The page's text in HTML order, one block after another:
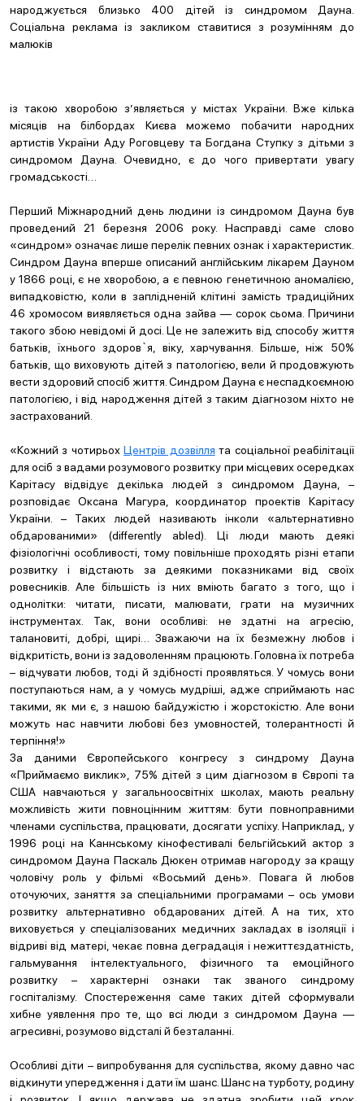
народжується близько 400 дітей із синдромом Дауна.
Соціальна реклама із закликом ставитися з розумінням до
малюків
із такою хворобою з’являється у містах України. Вже кілька
місяців на білбордах Києва можемо побачити народних
артистів України Аду Роговцеву та Богдана Ступку з дітьми з
синдромом Дауна. Очевидно, є до чого привертати увагу
громадськості…
Перший Міжнародний день людини із синдромом Дауна був
проведений 21 березня 2006 року. Насправді саме слово
«синдром» означає лише перелік певних ознак і характеристик.
Синдром Дауна вперше описаний англійським лікарем Дауном
у 1866 році, є не хворобою, а є певною генетичною аномалією,
випадковістю, коли в заплідненій клітині замість традиційних
46 хромосом виявляється одна зайва — сорок сьома. Причини
такого збою невідомі й досі. Це не залежить від способу життя
батьків, їхнього здоров`я, віку, харчування. Більше, ніж 50%
батьків, що виховують дітей з патологією, вели й продовжують
вести здоровий спосіб життя. Синдром Дауна є неспадкоємною
патологією, і від народження дітей з таким діагнозом ніхто не
застрахований.
«Кожний з чотирьохЦентрів дозвілля та соціальної реабілітації
для осіб з вадами розумового розвитку при місцевих осередках
Карітасу відвідує декілька людей з синдромом Дауна, –
розповідає Оксана Магура, координатор проектів Карітасу
України. – Таких людей називають інколи «альтернативно
обдарованими» (differently abled). Ці люди мають деякі
фізіологічні особливості, тому повільніше проходять різні етапи
розвитку і відстають за деякими показниками від своїх
ровесників. Але більшість із них вміють багато з того, що і
однолітки: читати, писати, малювати, грати на музичних
інструментах. Так, вони особливі: не здатні на агресію,
талановиті, добрі, щирі… Зважаючи на їх безмежну любов і
відкритість, вони із задоволенням працюють. Головна їх потреба
– відчувати любов, тоді й здібності проявляться. У чомусь вони
поступаються нам, а у чомусь мудріші, адже сприймають нас
такими, як ми є, з нашою байдужістю і жорстокістю. Але вони
можуть нас навчити любові без умовностей, толерантності й
терпіння!»
За даними Європейського конгресу з синдрому Дауна
«Приймаємо виклик», 75% дітей з цим діагнозом в Європі та
США навчаються у загальноосвітніх школах, мають реальну
можливість жити повноцінним життям: бути повноправними
членами суспільства, працювати, досягати успіху. Наприклад, у
1996 році на Каннському кінофестивалі бельгійський актор з
синдромом Дауна Паскаль Дюкен отримав нагороду за кращу
чоловічу роль у фільмі «Восьмий день». Повага й любов
оточуючих, заняття за спеціальними програмами – ось умови
розвитку альтернативно обдарованих дітей. А на тих, хто
виховується у спеціалізованих медичних закладах в ізоляції і
відриві від матері, чекає повна деградація і нежиттєздатність,
гальмування інтелектуального, фізичного та емоційного
розвитку – характерні ознаки так званого синдрому
госпіталізму. Спостереження саме таких дітей сформували
хибне уявлення про те, що всі люди з синдромом Дауна —
агресивні, розумово відсталі й безталанні.
Особливі діти – випробування для суспільства, якому давно час
відкинути упередження і дати їм шанс. Шанс на турботу, родину